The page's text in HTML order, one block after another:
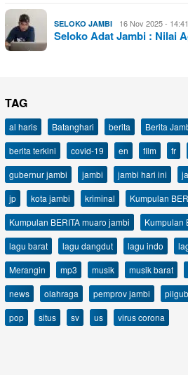
SELOKO JAMBI 16 Nov 2025 -
Seloko Adat Jambi : Nilai
TAG
al haris Batanghari berita Berita
berita terkini
covid-19 en film fr
gubernur jambi
jambi jambi hari ini
jp
kota jambi kriminal
Kumpulan
Kumpulan BERITA muaro jambi
Kumpulan
lagu barat
lagu dangdut lagu indo
Merangin
mp3 musik musik barat
news
olahraga pemprov jambi
pop
situs sv us virus corona